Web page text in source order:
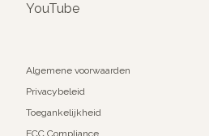
YouTube
Algemene voorwaarden
Privacybeleid
Toegankelijkheid
FCC Compliance